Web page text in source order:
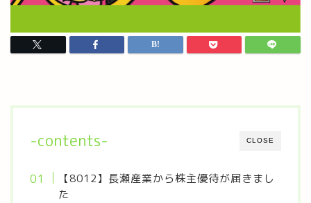
CLOSE
-contents-
【8012】長瀬産業から株主優待が届きまし
た